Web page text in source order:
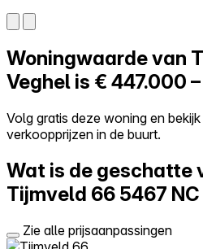
Zelf kopen
Alles-in-één
Reviews
Log in
Woningwaarde van
Veghel is € 447.000
Volg gratis deze woning en
verkoopprijzen in de buurt.
Wat is de geschatte
Tijmveld 66 5467
Zie alle prijsaanpassingen